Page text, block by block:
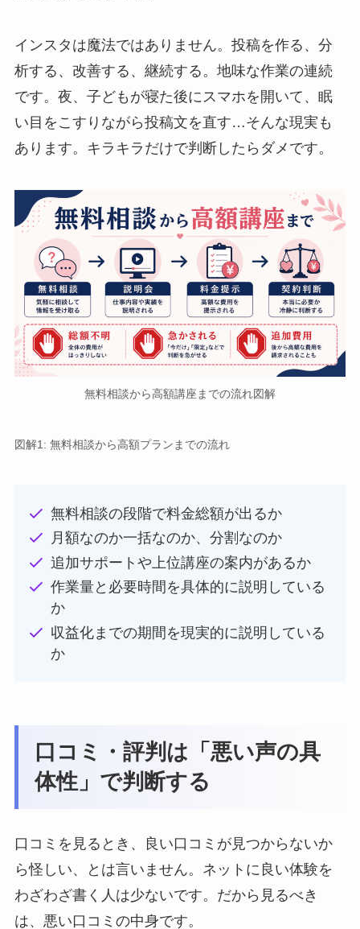
インスタは魔法ではありません。投稿を作る、分
析する、改善する、継続する。地味な作業の連続
です。夜、子どもが寝た後にスマホを開いて、眠
い目をこすりながら投稿文を直す…そんな現実も
あります。キラキラだけで判断したらダメです。
無料相談から高額講座までの流れ図解
図解1: 無料相談から高額プランまでの流れ
無料相談の段階で料金総額が出るか
月額なのか一括なのか、分割なのか
追加サポートや上位講座の案内があるか
作業量と必要時間を具体的に説明している
か
収益化までの期間を現実的に説明している
か
口コミ・評判は「悪い声の具
体性」で判断する
口コミを見るとき、良い口コミが見つからないか
ら怪しい、とは言いません。ネットに良い体験を
わざわざ書く人は少ないです。だから見るべき
は、悪い口コミの中身です。